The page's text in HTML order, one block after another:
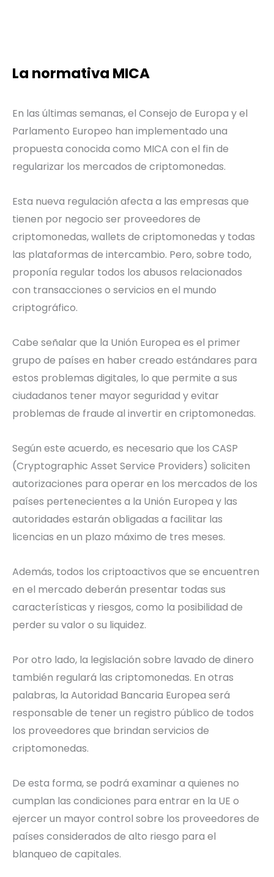
La normativa MICA
En las últimas semanas, el Consejo de Europa y el
Parlamento Europeo han implementado una
propuesta conocida como MICA con el fin de
regularizar los mercados de criptomonedas.
Esta nueva regulación afecta a las empresas que
tienen por negocio ser proveedores de
criptomonedas, wallets de criptomonedas y todas
las plataformas de intercambio. Pero, sobre todo,
proponía regular todos los abusos relacionados
con transacciones o servicios en el mundo
criptográfico.
Cabe señalar que la Unión Europea es el primer
grupo de países en haber creado estándares para
estos problemas digitales, lo que permite a sus
ciudadanos tener mayor seguridad y evitar
problemas de fraude al invertir en criptomonedas.
Según este acuerdo, es necesario que los CASP
(Cryptographic Asset Service Providers) soliciten
autorizaciones para operar en los mercados de los
países pertenecientes a la Unión Europea y las
autoridades estarán obligadas a facilitar las
licencias en un plazo máximo de tres meses.
Además, todos los criptoactivos que se encuentren
en el mercado deberán presentar todas sus
características y riesgos, como la posibilidad de
perder su valor o su liquidez.
Por otro lado, la legislación sobre lavado de dinero
también regulará las criptomonedas. En otras
palabras, la Autoridad Bancaria Europea será
responsable de tener un registro público de todos
los proveedores que brindan servicios de
criptomonedas.
De esta forma, se podrá examinar a quienes no
cumplan las condiciones para entrar en la UE o
ejercer un mayor control sobre los proveedores de
países considerados de alto riesgo para el
blanqueo de capitales.